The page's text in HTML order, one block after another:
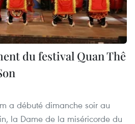
du festival Quan Thê
a débuté dimanche soir au
la Dame de la miséricorde du